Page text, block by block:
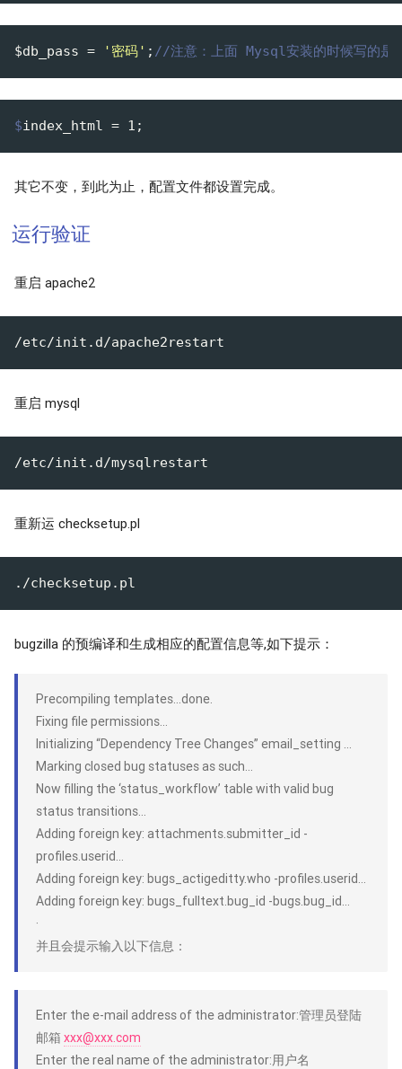
$db_pass = '密码' ; //注意：上面 Mysql安装的时候写的是
$index_html = 1;
其它不变，到此为止，配置文件都设置完成。
运行验证
重启 apache2
重启 mysql
重新运 checksetup.pl
bugzilla 的预编译和生成相应的配置信息等,如下提示：
Precompiling templates…done.
Fixing file permissions…
Initializing “Dependency Tree Changes” email_setting …
Marking closed bug statuses as such…
Now filling the ‘status_workflow’ table with valid bug
status transitions…
Adding foreign key: attachments.submitter_id -
profiles.userid…
Adding foreign key: bugs_actigeditty.who -profiles.userid…
Adding foreign key: bugs_fulltext.bug_id -bugs.bug_id…
·
并且会提示输入以下信息：
Enter the e-mail address of the administrator:管理员登陆
邮箱 xxx@xxx.com
Enter the real name of the administrator:用户名